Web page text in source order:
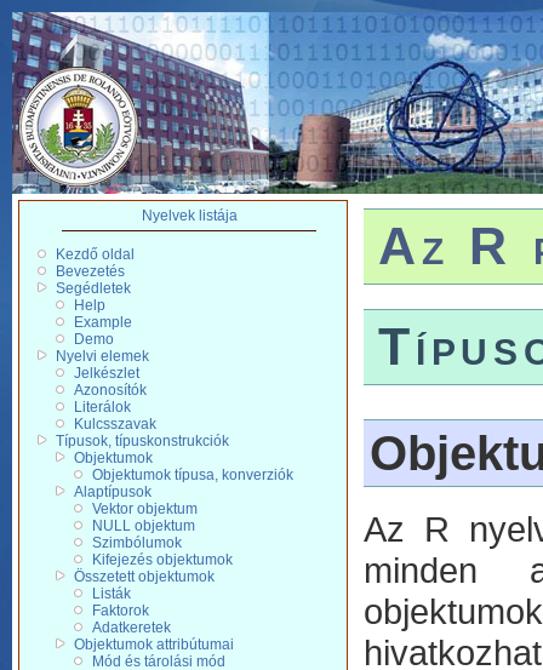
Nyelvek listája
Kezdő oldal
Bevezetés
Segédletek
Help
Example
Demo
Nyelvi elemek
Jelkészlet
Azonosítók
Literálok
Kulcsszavak
Típusok, típuskonstrukciók
Objektumok
Objektumok típusa, konverziók
Alaptípusok
Vektor objektum
NULL objektum
Szimbólumok
Kifejezés objektumok
Összetett objektumok
Listák
Faktorok
Adatkeretek
Objektumok attribútumai
Mód és tárolási mód
Az R
Az R
minden